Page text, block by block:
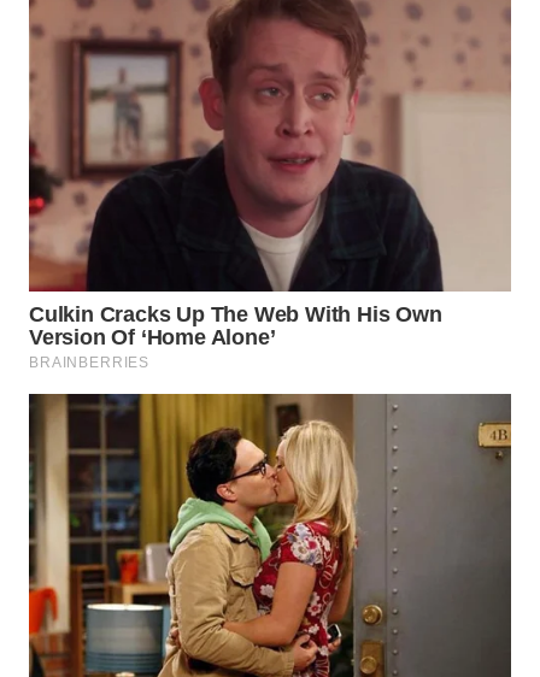
WN
MAJALENGKA
WN
SUBANG
WN
SUKABUMI
PURWAKARTA
WN
PRIANGAN
WN
SEMARANG
WN
SOLO
WN